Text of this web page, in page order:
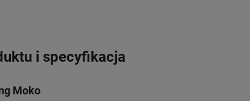
i specyfikacja
Moko